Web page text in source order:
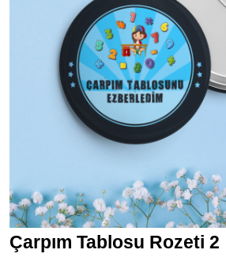
Çarpım Tablosu Rozeti 2